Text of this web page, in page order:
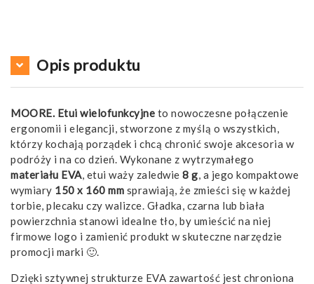
Opis produktu
MOORE. Etui wielofunkcyjne to nowoczesne połączenie
ergonomii i elegancji, stworzone z myślą o wszystkich,
którzy kochają porządek i chcą chronić swoje akcesoria w
podróży i na co dzień. Wykonane z wytrzymałego
materiału EVA, etui waży zaledwie 8 g, a jego kompaktowe
wymiary 150 x 160 mm sprawiają, że zmieści się w każdej
torbie, plecaku czy walizce. Gładka, czarna lub biała
powierzchnia stanowi idealne tło, by umieścić na niej
firmowe logo i zamienić produkt w skuteczne narzędzie
promocji marki 🙂.
Dzięki sztywnej strukturze EVA zawartość jest chroniona